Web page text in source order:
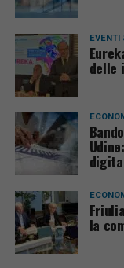
EVENTI
delle
la